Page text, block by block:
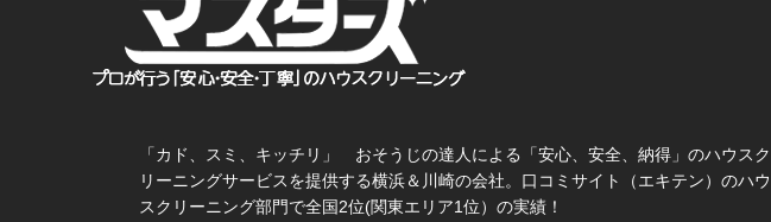
「カド、スミ、キッチリ」 おそうじの達人による「安心、安全、納得」のハウスク
リーニングサービスを提供する横浜＆川崎の会社。口コミサイト（エキテン）のハウ
スクリーニング部門で全国2位(関東エリア1位）の実績！